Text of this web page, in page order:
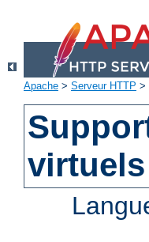
Apache > Serveur HTTP >